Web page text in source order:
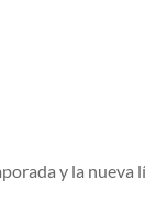
y la nueva